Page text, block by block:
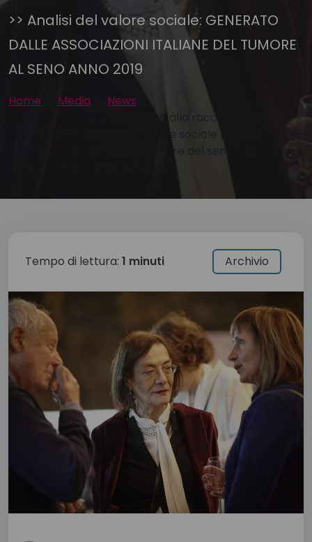
>> Analisi del valore sociale: GENERATO
DALLE ASSOCIAZIONI ITALIANE DEL TUMORE
AL SENO ANNO 2019
Home Media
News
IncontraDonna partecipa alla raccolta dati per il
documento “Analisi del valore sociale generato dalle
associazioni italiane del tumore del seno” ad opera di
Tempo di lettura: 1 minuti Archivio